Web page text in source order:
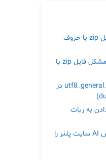
مشکل فایل zip با حروف
مشکل فایل zip با
رفع خطای utf8_general_ci: Fail در
به ربات
Elementor وردپرس AI سایت پلنر را